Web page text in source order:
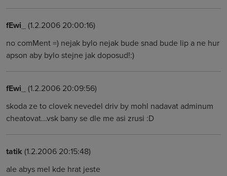
fEwi_
(1.2.2006 20:00:16)
no comMent =) nejak bylo nejak bude snad bude lip a ne hur
apson aby bylo stejne jak doposud!:)
fEwi_
(1.2.2006 20:09:56)
skoda ze to clovek nevedel driv by mohl nadavat adminum
cheatovat...vsk bany se dle me asi zrusi :D
tatik (1.2.2006 20:15:48)
ale abys mel kde hrat jeste